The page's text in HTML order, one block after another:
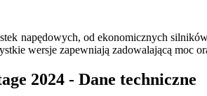
napędowych, od ekonomicznych
wersje zapewniają zadowalającą
2024 - Dane techniczne